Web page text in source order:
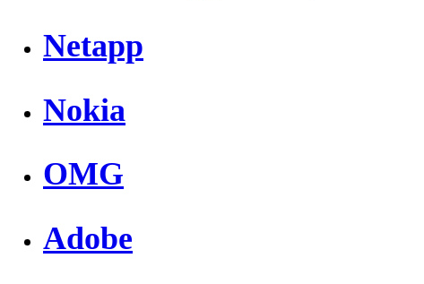
Netapp
Nokia
OMG
Adobe